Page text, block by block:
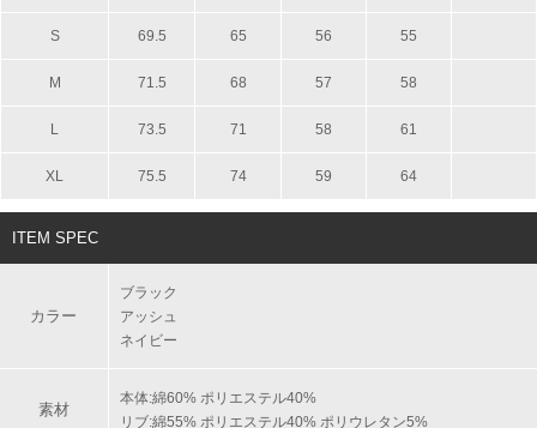
S 69.5 65 56 55
M 71.5 68 57 58
L 73.5 71 58 61
XL 75.5 74 59 64
ITEM SPEC
カラー
ブラック
アッシュ
ネイビー
素材
本体:綿60% ポリエステル40%
リブ:綿55% ポリエステル40% ポリウレタン5%